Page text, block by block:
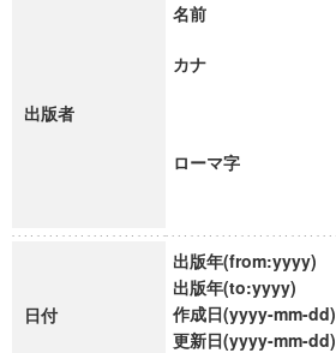
出版者
名前
カナ
ローマ字
日付
出版年(from:yyyy)
出版年(to:yyyy)
作成日(yyyy-mm-dd)
更新日(yyyy-mm-dd)